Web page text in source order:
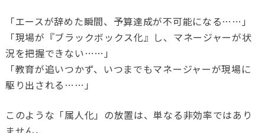
「エースが辞めた瞬間、予算達成が不可能になる……」
「現場が『ブラックボックス化』し、マネージャーが状
況を把握できない……」
「教育が追いつかず、いつまでもマネージャーが現場に
駆り出される……」
このような「属人化」の放置は、単なる非効率ではあり